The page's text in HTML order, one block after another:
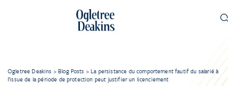
Ogletree Deakins > Blog Posts > La persistance du comportement fautif du salarié à
l’issue de la période de protection peut justifier un licenciement